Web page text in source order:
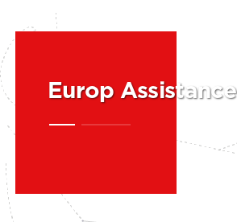
Europ Assistance